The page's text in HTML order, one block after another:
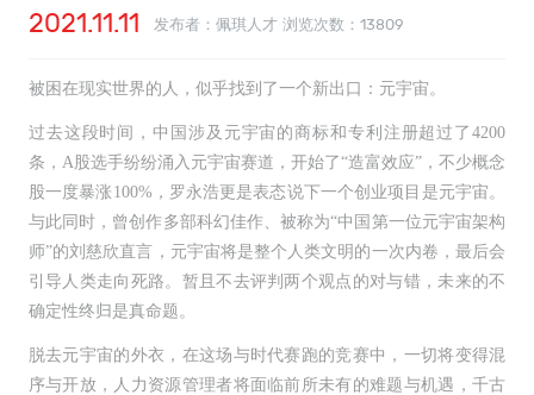
2021.11.11 发布者：佩琪人才 浏览次数： 13809
被困在现实世界的人，似乎找到了一个新出口：元宇宙。
过去这段时间，中国涉及元宇宙的商标和专利注册超过了4200
条，A股选手纷纷涌入元宇宙赛道，开始了“造富效应”，不少概念
股一度暴涨100%，罗永浩更是表态说下一个创业项目是元宇宙。
与此同时，曾创作多部科幻佳作、被称为“中国第一位元宇宙架构
师”的刘慈欣直言，元宇宙将是整个人类文明的一次内卷，最后会
引导人类走向死路。暂且不去评判两个观点的对与错，未来的不
确定性终归是真命题。
脱去元宇宙的外衣，在这场与时代赛跑的竞赛中，一切将变得混
序与开放，人力资源管理者将面临前所未有的难题与机遇，千古